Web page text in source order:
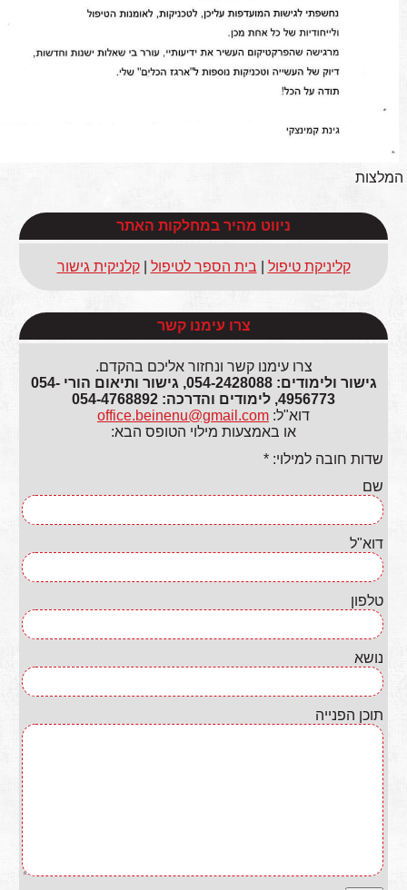
המלצות
ניווט מהיר במחלקות האתר
קליניקת טיפול בית הספר לטיפול |קלניקית גישור
צרו עימנו קשר
צרו עימנו קשר ונחזור אליכם בהקדם.
גישור ולימודים: 054-2428088, גישור ותיאום הורי 054-
4956773, לימודים והדרכה: 054-4768892
דוא"ל: office.beinenu@gmail.com
או באמצעות מילוי הטופס הבא:
שדות חובה למילוי: *
שם
דוא"ל
טלפון
נושא
תוכן הפנייה